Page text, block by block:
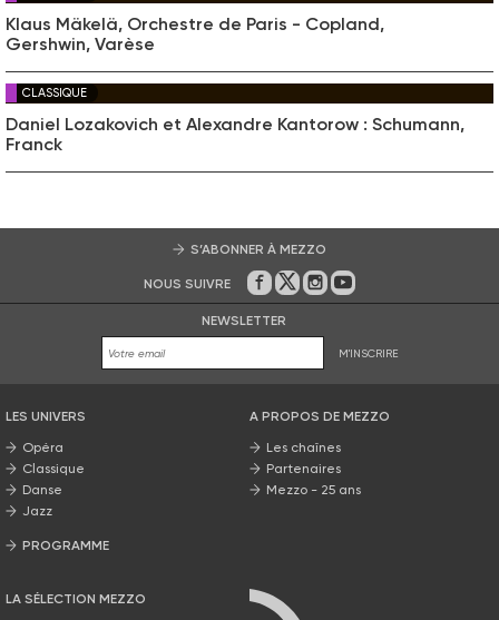
Klaus Mäkelä, Orchestre de Paris - Copland,
Gershwin, Varèse
CLASSIQUE
Daniel Lozakovich et Alexandre Kantorow : Schumann,
Franck
S’ABONNER À MEZZO
NOUS SUIVRE Sur Facebook
Sur Twitter
Sur Instagram
Sur Youtube
NEWSLETTER
M'INSCRIRE
LES UNIVERS
Opéra
Classique
Danse
Jazz
PROGRAMME
LA SÉLECTION MEZZO
A PROPOS DE MEZZO
Les chaînes
Partenaires
Mezzo - 25 ans